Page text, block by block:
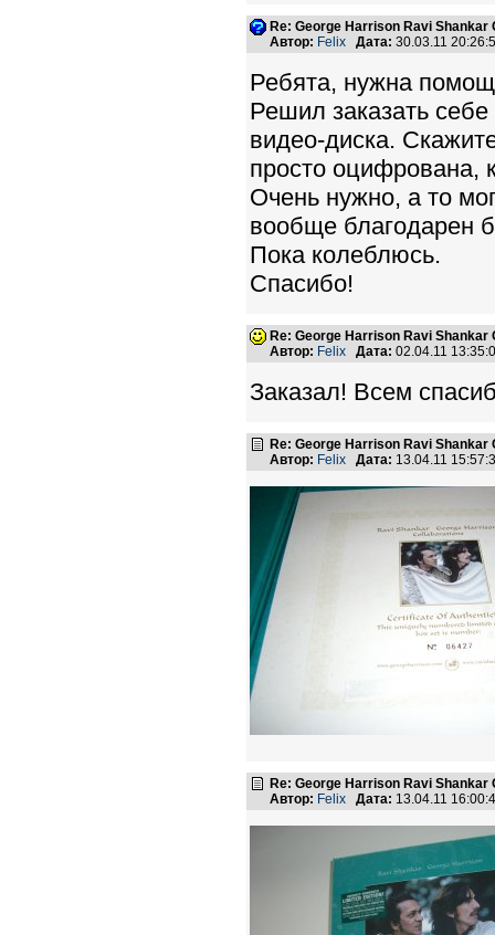
Re: George Harrison Ravi
Автор: Felix Дата: 30.03.11
Ребята, нужна
Решил заказать
видео-диска.
просто оцифрована,
Очень нужно, а то
вообще благодарен
Пока колеблюсь.
Спасибо!
Re: George Harrison Ravi
Автор: Felix Дата: 02.04.11
Заказал! Всем
Re: George Harrison Ravi
Автор: Felix Дата: 13.04.11
Re: George Harrison Ravi
Автор: Felix Дата: 13.04.11